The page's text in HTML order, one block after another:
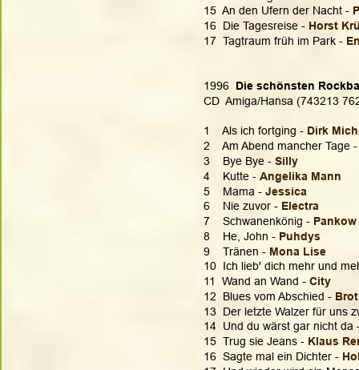
15  An den Ufern der Nacht -
16  Die Tagesreise - Horst
17  Tagtraum früh im Park -
1996 Die schönsten
CD  Amiga/Hansa (743213
1    Als ich fortging - Dirk
2    Am Abend mancher Tage
3    Bye Bye - Silly
4    Kutte - Angelika Mann
5    Mama - Jessica
6    Nie zuvor - Electra
7    Schwanenkönig - Pankow
8    He, John - Puhdys
9    Tränen - Mona Lise
10  Ich lieb' dich mehr und
11  Wand an Wand - City
12  Blues vom Abschied -
13  Der letzte Walzer für uns
14  Und du wärst gar nicht da
15  Trug sie Jeans - Klaus
16  Sagte mal ein Dichter -